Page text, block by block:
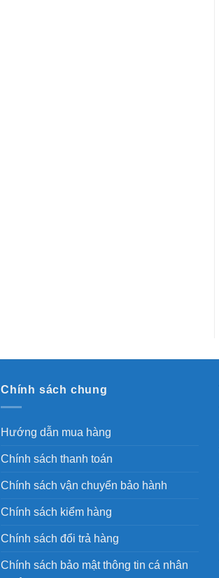
Chính sách chung
Hướng dẫn mua hàng
Chính sách thanh toán
Chính sách vận chuyển bảo hành
Chính sách kiểm hàng
Chính sách đổi trả hàng
Chính sách bảo mật thông tin cá nhân